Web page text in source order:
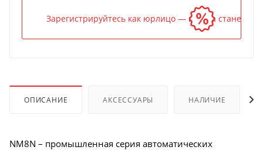
Зарегистрируйтесь как юрлицо — и цена станет
ОПИСАНИЕ АКСЕССУАРЫ НАЛИЧИЕ
NM8N – промышленная серия автоматических